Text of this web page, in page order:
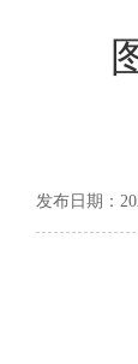
发布日期：